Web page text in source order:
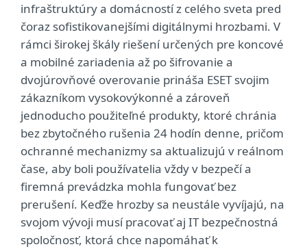
infraštruktúry a domácností z celého sveta pred
čoraz sofistikovanejšími digitálnymi hrozbami. V
rámci širokej škály riešení určených pre koncové
a mobilné zariadenia až po šifrovanie a
dvojúrovňové overovanie prináša ESET svojim
zákazníkom vysokovýkonné a zároveň
jednoducho použiteľné produkty, ktoré chránia
bez zbytočného rušenia 24 hodín denne, pričom
ochranné mechanizmy sa aktualizujú v reálnom
čase, aby boli používatelia vždy v bezpečí a
firemná prevádzka mohla fungovať bez
prerušení. Keďže hrozby sa neustále vyvíjajú, na
svojom vývoji musí pracovať aj IT bezpečnostná
spoločnosť, ktorá chce napomáhať k